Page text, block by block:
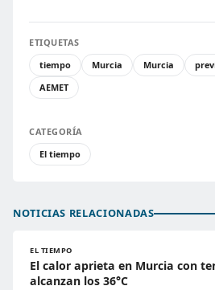
ETIQUETAS
tiempo
Murcia Murcia
AEMET
CATEGORÍA
El tiempo
NOTICIAS RELACIONADAS
EL TIEMPO
El calor aprieta en Murcia con
alcanzan los 36°C